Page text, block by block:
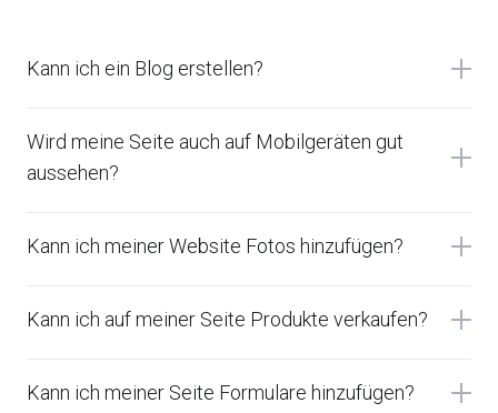
Kann ich ein Blog erstellen?
Wird meine Seite auch auf Mobilgeräten gut
aussehen?
Kann ich meiner Website Fotos hinzufügen?
Kann ich auf meiner Seite Produkte verkaufen?
Kann ich meiner Seite Formulare hinzufügen?